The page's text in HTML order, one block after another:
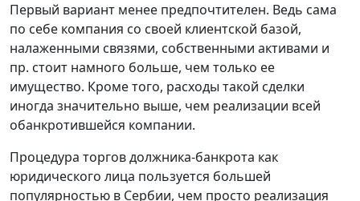
Первый вариант менее предпочтителен. Ведь сама
по себе компания со своей клиентской базой,
налаженными связями, собственными активами и
пр. стоит намного больше, чем только ее
имущество. Кроме того, расходы такой сделки
иногда значительно выше, чем реализации всей
обанкротившейся компании.
Процедура торгов должника-банкрота как
юридического лица пользуется большей
популярностью в Сербии, чем просто реализация